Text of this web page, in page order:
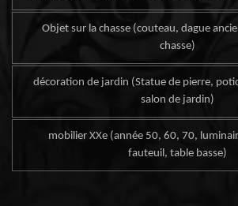
Objet sur la chasse (couteau, dague
chasse)
décoration de jardin (Statue de pierre,
salon de jardin)
mobilier XXe (année 50, 60, 70,
fauteuil, table basse)